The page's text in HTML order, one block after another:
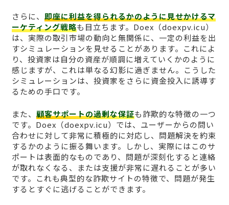
さらに、 即座に利益を得られるかのように見せかけるマ
ーケティング戦略も目立ちます。Doex（doexpv.icu）
は、実際の取引市場の動向と無関係に、一定の利益を出
すシミュレーションを見せることがあります。これによ
り、投資家は自分の資産が順調に増えていくかのように
感じますが、これは単なる幻影に過ぎません。こうした
シミュレーションは、投資家をさらに資金投入に誘導す
るための手口です。
また、 顧客サポートの過剰な保証も詐欺的な特徴の一つ
です。Doex（doexpv.icu）では、ユーザーからの問い
合わせに対して非常に積極的に対応し、問題解決を約束
するかのように振る舞います。しかし、実際にはこのサ
ポートは表面的なものであり、問題が深刻化すると連絡
が取れなくなる、または支援が非常に遅れることが多い
です。これも典型的な詐欺サイトの特徴で、問題が発生
するとすぐに逃げることができます。